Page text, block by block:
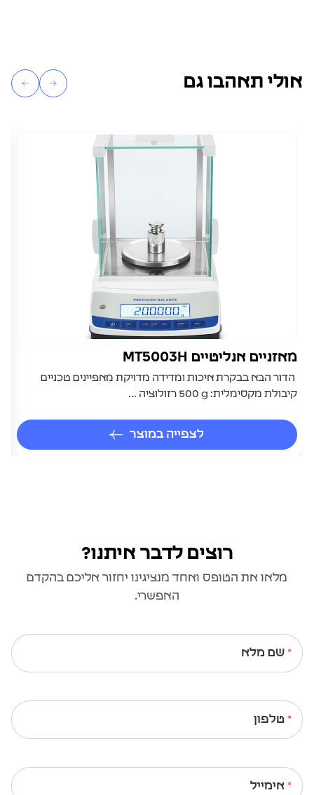
אולי תאהבו גם
מאזניים אנליטיים MT5003H
הדור הבא בבקרת איכות ומדידה מדויקת מאפיינים טכניים
קיבולת מקסימלית: ‎500 g רזולוציה ...
לצפייה במוצר
רוצים לדבר איתנו?
מלאו את הטופס ואחד מנציגינו יחזור אליכם בהקדם
האפשרי.
שם מלא
טלפון
אימייל